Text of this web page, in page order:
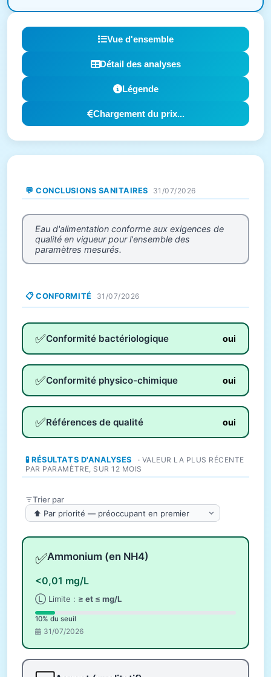
Vue d'ensemble
Détail des analyses
Légende
Chargement du prix...
💬 CONCLUSIONS SANITAIRES 31/07/2026
Eau d'alimentation conforme aux exigences de
qualité en vigueur pour l'ensemble des
paramètres mesurés.
📋 CONFORMITÉ 31/07/2026
✅Conformité bactériologique oui
✅Conformité physico-chimique oui
✅Références de qualité oui
🧪 RÉSULTATS D'ANALYSES
· VALEUR LA PLUS RÉCENTE
PAR PARAMÈTRE, SUR 12 MOIS
Trier par
✅Ammonium (en NH4)
<0,01 mg/L
Ⓛ Limite : ≥ et ≤ mg/L
10% du seuil
31/07/2026